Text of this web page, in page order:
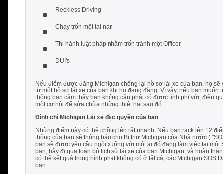
Reckless Driving
Chạy trốn một tai nạn
Thi hành luật pháp nhằm trốn tránh một Officer
DUI's
Nếu điểm được đăng Michigan chống lại hồ sơ lái xe của bạn, họ
từ một hồ sơ lái xe của bạn khi họ đang đăng. Vì vậy, nếu bạn
thông bạn cảm thấy bạn không cần phải có được tính phí với, điều
một cơ hội để sửa chữa những thiệt hại sau đó.
Đình chỉ Michigan Lái xe đặc quyền của bạn
Những điểm này có thể chồng lên rất nhanh. Nếu bạn rack lên 12
thông của bạn sẽ thông báo cho Bí thư Michigan của Nhà nước (
bạn sẽ được yêu cầu ngồi xuống với một ai đó đang làm việc tại
bạn, hãy đi qua toàn bộ lịch sử lái xe của bạn Michigan, và hoàn
có thể kết quả trong hình phạt không có ở tất cả, các Michigan SOS
bạn.